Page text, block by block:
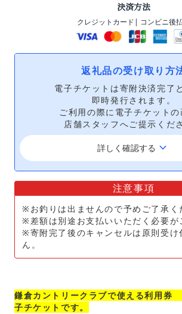
決済方法
クレジットカード| コンビニ後
返礼品の受け取り方
電子チケットは寄附決済完了
即時発行されます。
ご利用の際に電子チケットの
店舗スタッフへご提示くだ
詳しく確認する keyboard_arrow_down
注意事項
※お釣りは出ませんので予めご了承く
※差額は別途お支払いいただく必要が
※寄附完了後のキャンセルは原則受け
ん。
鎌倉カントリークラブで使える利用
子チケットです。